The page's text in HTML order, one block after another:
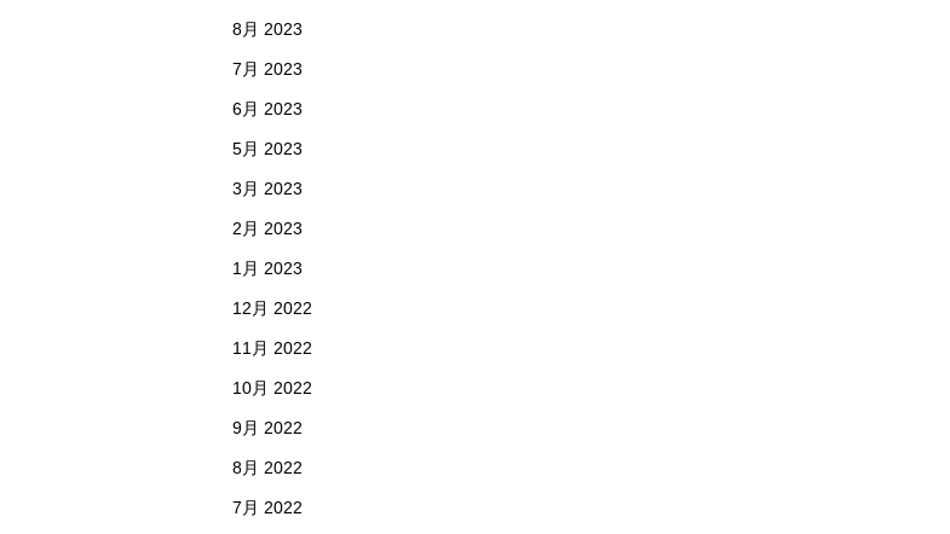
8月 2023
7月 2023
6月 2023
5月 2023
3月 2023
2月 2023
1月 2023
12月 2022
11月 2022
10月 2022
9月 2022
8月 2022
7月 2022